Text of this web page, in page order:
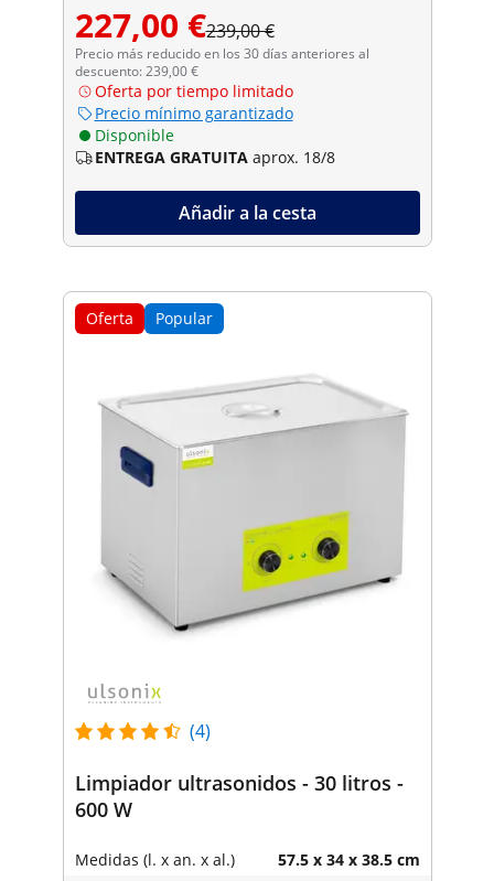
227,00 €239,00 €
Precio más reducido en los 30 días anteriores al
descuento: 239,00 €
Oferta por tiempo limitado
Precio mínimo garantizado
Disponible
ENTREGA GRATUITA aprox. 18/8
Añadir a la cesta
Oferta Popular
(4)
Limpiador ultrasonidos - 30 litros -
600 W
Medidas (l. x an. x al.) 57.5 x 34 x 38.5 cm